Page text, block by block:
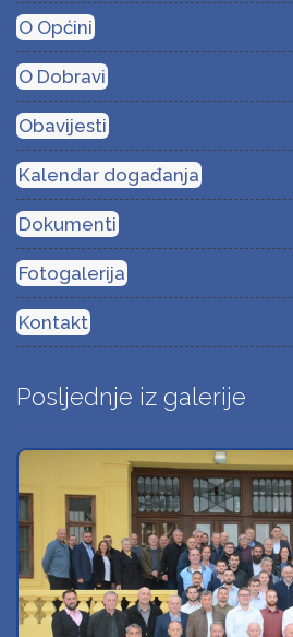
O Općini
O Dobravi
Obavijesti
Kalendar događanja
Dokumenti
Fotogalerija
Kontakt
Posljednje iz galerije